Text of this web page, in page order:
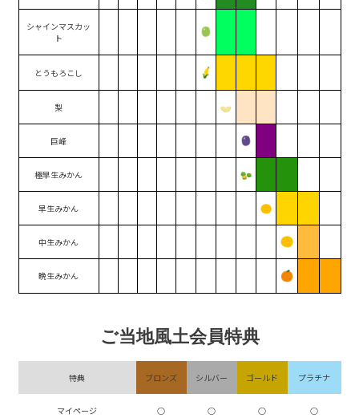
シャインマスカッ
ト
とうもろこし
梨
巨峰
極早生みかん
早生みかん
中生みかん
晩生みかん
ご当地風土会員特典
特典 ブロンズ シルバー ゴールド プラチナ
マイページ ○ ○ ○ ○